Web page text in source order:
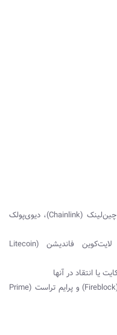
• همکاری با دیگر پروژه‌ها نظیر کام (com)، چین‌لینک (Chainlink)، دیوی‌پولک
• ویژ (VOYAGER)، آپ‌هولد (Uphold)، لایت‌کوین فاندیشن (Litecoin
یا انتقاد در آنها
• بیمه شدن سرمایه‌گذاری‌ها توسط فایربلاک (Fireblock) و پرایم‌ تراست (Prime